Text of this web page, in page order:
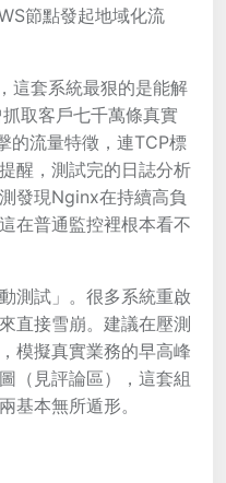
節點發起地域化流
這套系統最狠的是能解
取客戶七千萬條真實
的流量特徵，連TCP標
醒，測試完的日誌分析
發現Nginx在持續高負
在普通監控裡根本看不
測試」。很多系統重啟
直接雪崩。建議在壓測
模擬真實業務的早高峰
（見評論區），這套組
基本無所遁形。